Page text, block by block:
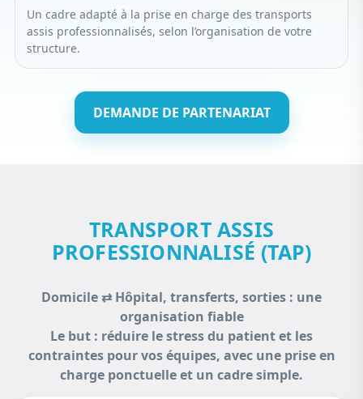
Un cadre adapté à la prise en charge des transports
assis professionnalisés, selon l’organisation de votre
structure.
DEMANDE DE PARTENARIAT
TRANSPORT ASSIS
PROFESSIONNALISÉ (TAP)
Domicile ⇄ Hôpital, transferts, sorties : une
organisation fiable
Le but : réduire le stress du patient et les
contraintes pour vos équipes, avec une prise en
charge ponctuelle et un cadre simple.